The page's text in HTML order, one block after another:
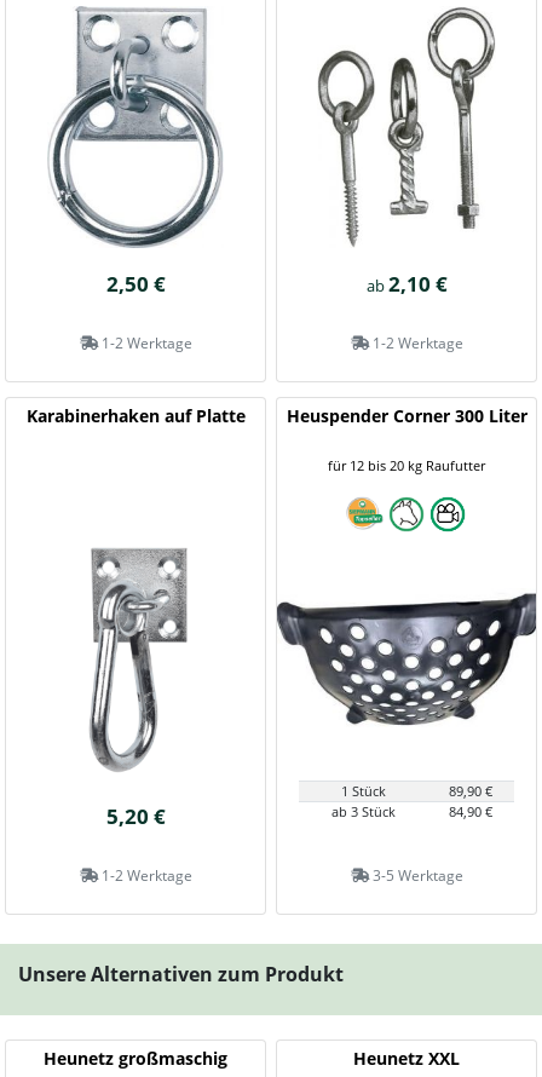
2,50 €
1-2 Werktage
ab2,10 €
1-2 Werktage
Karabinerhaken auf Platte
5,20 €
1-2 Werktage
Heuspender Corner 300 Liter
für 12 bis 20 kg Raufutter
1 Stück
89,90 €
ab 3 Stück
84,90 €
3-5 Werktage
Unsere Alternativen zum Produkt
Heunetz großmaschig Heunetz XXL